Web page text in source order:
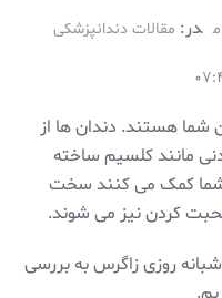
در: مقالات دندانپزشکی
شما هستند. دندان ها از
مانند کلسیم ساخته
شما کمک می کنند سخت
کردن نیز می شوند.
روزی زاگرس به بررسی